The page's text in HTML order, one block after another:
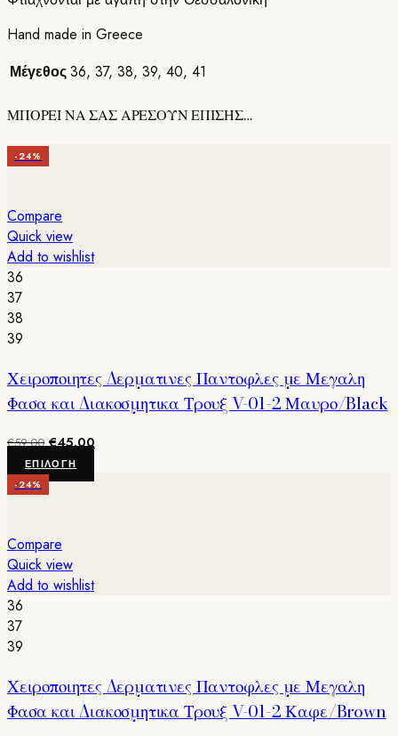
Hand made in Greece
Μέγεθος36, 37, 38, 39, 40, 41
ΜΠΟΡΕΙ ΝΑ ΣΑΣ ΑΡΕΣΟΥΝ ΕΠΙΣΗΣ…
-24%
Compare
Quick view
Add to wishlist
36
37
38
39
Χειροποιητες Δερματινες Παντοφλες με Μεγαλη
Φασα και Διακοσμητικα Τρουξ V-01-2 Μαυρο/Black
€59.00 Original
price
was:
€59.00.
€45.00
ΕΠΙΛΟΓΉ
το
Οι
στη
σελίδα
-24%
Compare
Quick view
Add to wishlist
36
37
39
Χειροποιητες Δερματινες Παντοφλες με Μεγαλη
Φασα και Διακοσμητικα Τρουξ V-01-2 Καφε/Brown